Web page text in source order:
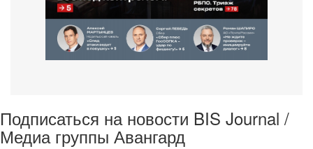
Подписаться на новости BIS Journal /
Медиа группы Авангард